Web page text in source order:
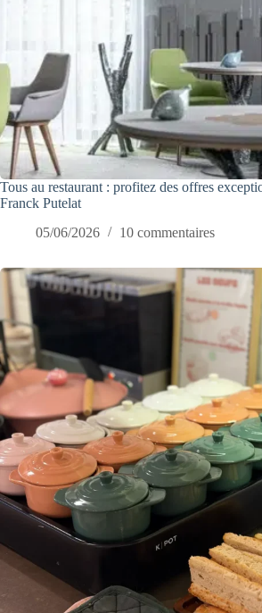
Tous au restaurant : profitez des offres
Franck Putelat
05/06/2026
10 commentaires